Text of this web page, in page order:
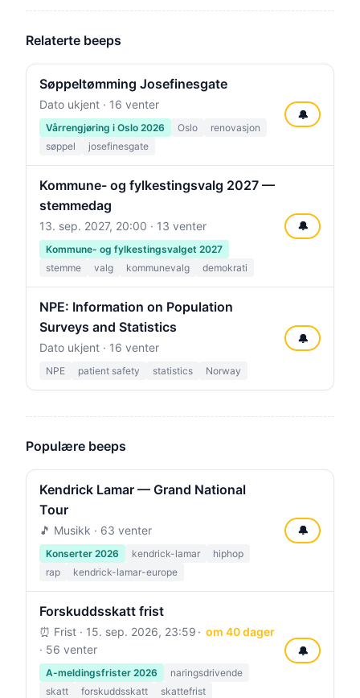
Relaterte beeps
Søppeltømming Josefinesgate
Dato ukjent · 16 venter
Vårrengjøring i Oslo 2026 Oslo
renovasjon
søppel
josefinesgate
🔔
Kommune- og fylkestingsvalg 2027 —
stemmedag
13. sep. 2027, 20:00 · 13 venter
Kommune- og fylkestingsvalget 2027
stemme
valg kommunevalg demokrati
🔔
NPE: Information on Population
Surveys and Statistics
Dato ukjent · 16 venter
NPE patient safety statistics Norway
🔔
Populære beeps
Kendrick Lamar — Grand National
Tour
🎵 Musikk · 63 venter
Konserter 2026 kendrick-lamar
hiphop
rap
kendrick-lamar-europe
🔔
Forskuddsskatt frist
⏰ Frist · 15. sep. 2026, 23:59
om 40 dager
· 56 venter
A-meldingsfrister 2026
naringsdrivende
skatt
forskuddsskatt skattefrist
🔔